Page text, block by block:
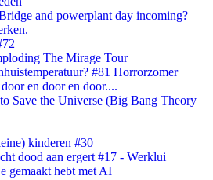
and powerplant day incoming?
The Mirage Tour
#81 Horrorzomer
en door en door....
Save the Universe (Big Bang Theory
kinderen #30
dood aan ergert #17 - Werklui
gemaakt hebt met AI